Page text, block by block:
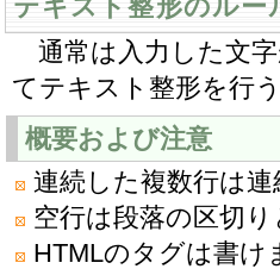
テキスト整形のルー
通常は入力した文
てテキスト整形を行
概要および注意
連続した複数行は連
空行は段落の区切り
HTMLのタグは書け